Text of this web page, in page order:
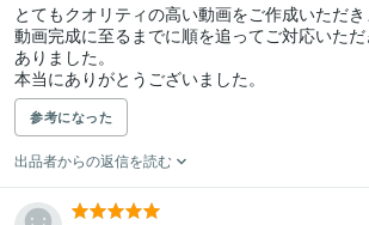
とてもクオリティの高い動画をご作成いただき
動画完成に至るまでに順を追ってご対応いた
ありました。
本当にありがとうございました。
参考になった
出品者からの返信を読む